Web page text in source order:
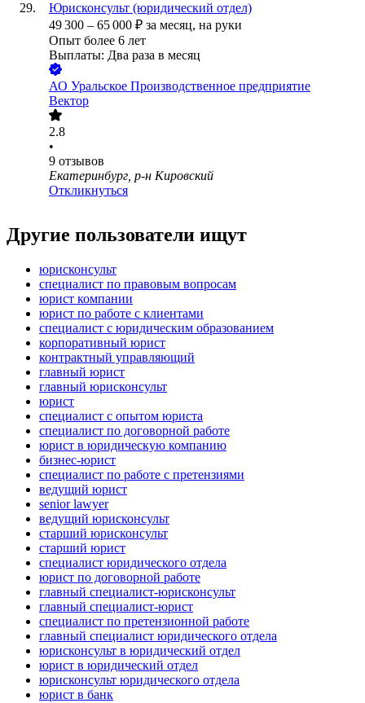
Юрисконсульт (юридический отдел)
49 300 – 65 000 ₽ за месяц, на руки
Опыт более 6 лет
Выплаты: Два раза в месяц
АО Уральское Производственное предприятие
Вектор
2.8
•
9 отзывов
Екатеринбург, р-н Кировский
Откликнуться
Другие пользователи ищут
юрисконсульт
специалист по правовым вопросам
юрист компании
юрист по работе с клиентами
специалист с юридическим образованием
корпоративный юрист
контрактный управляющий
главный юрист
главный юрисконсульт
юрист
специалист с опытом юриста
специалист по договорной работе
юрист в юридическую компанию
бизнес-юрист
специалист по работе с претензиями
ведущий юрист
senior lawyer
ведущий юрисконсульт
старший юрисконсульт
старший юрист
специалист юридического отдела
юрист по договорной работе
главный специалист-юрисконсульт
главный специалист-юрист
специалист по претензионной работе
главный специалист юридического отдела
юрисконсульт в юридический отдел
юрист в юридический отдел
юрисконсульт юридического отдела
юрист в банк